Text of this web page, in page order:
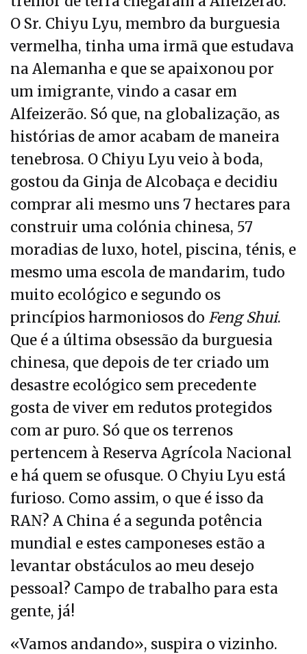
O Sr. Chiyu Lyu, membro da burguesia
vermelha, tinha uma irmã que estudava
na Alemanha e que se apaixonou por
um imigrante, vindo a casar em
Alfeizerão. Só que, na globalização, as
histórias de amor acabam de maneira
tenebrosa. O Chiyu Lyu veio à boda,
gostou da Ginja de Alcobaça e decidiu
comprar ali mesmo uns 7 hectares para
construir uma colónia chinesa, 57
moradias de luxo, hotel, piscina, ténis, e
mesmo uma escola de mandarim, tudo
muito ecológico e segundo os
princípios harmoniosos do Feng Shui.
Que é a última obsessão da burguesia
chinesa, que depois de ter criado um
desastre ecológico sem precedente
gosta de viver em redutos protegidos
com ar puro. Só que os terrenos
pertencem à Reserva Agrícola Nacional
e há quem se ofusque. O Chyiu Lyu está
furioso. Como assim, o que é isso da
RAN? A China é a segunda potência
mundial e estes camponeses estão a
levantar obstáculos ao meu desejo
pessoal? Campo de trabalho para esta
gente, já!
«Vamos andando», suspira o vizinho.